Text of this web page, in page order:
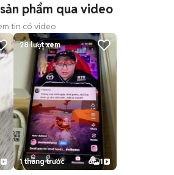
phẩm qua video
tin có video
28lượt xem
1 tháng trước 6 1